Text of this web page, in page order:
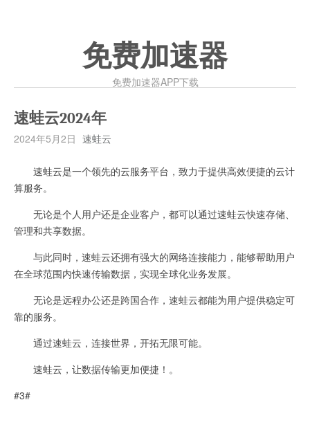
免费加速器
免费加速器APP下载
速蛙云2024年
2024年5月2日 速蛙云
速蛙云是一个领先的云服务平台，致力于提供高效便捷的云计
算服务。
无论是个人用户还是企业客户，都可以通过速蛙云快速存储、
管理和共享数据。
与此同时，速蛙云还拥有强大的网络连接能力，能够帮助用户
在全球范围内快速传输数据，实现全球化业务发展。
无论是远程办公还是跨国合作，速蛙云都能为用户提供稳定可
靠的服务。
通过速蛙云，连接世界，开拓无限可能。
速蛙云，让数据传输更加便捷！。
#3#